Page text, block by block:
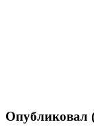
Опубликовал